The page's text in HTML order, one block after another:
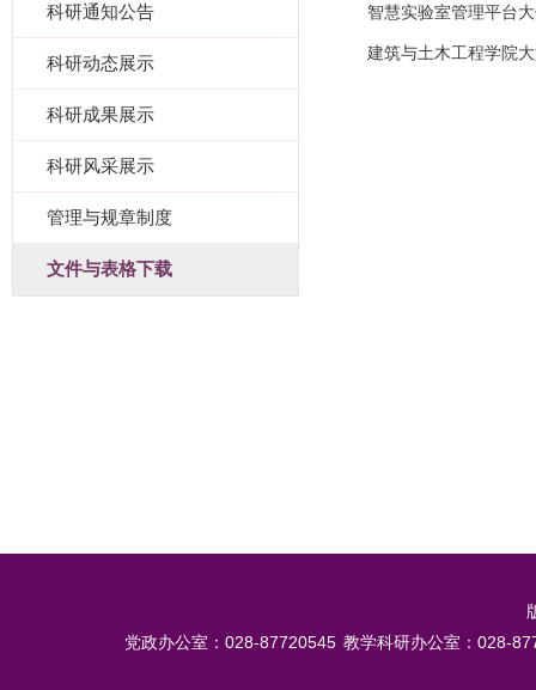
科研通知公告
科研动态展示
科研成果展示
科研风采展示
管理与规章制度
文件与表格下载
智慧实验室管理平台
建筑与土木工程学院
党政办公室：028-87720545 教学科研办公室：028-